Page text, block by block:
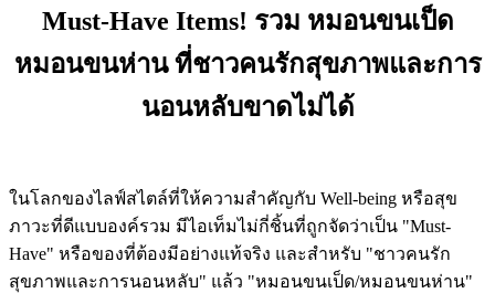
Must-Have Items! รวม หมอนขนเป็ด
หมอนขนห่าน ที่ชาวคนรักสุขภาพและการ
นอนหลับขาดไม่ได้
ในโลกของไลฟ์สไตล์ที่ให้ความสำคัญกับ Well-being หรือสุข
ภาวะที่ดีแบบองค์รวม มีไอเท็มไม่กี่ชิ้นที่ถูกจัดว่าเป็น "Must-
Have" หรือของที่ต้องมีอย่างแท้จริง และสำหรับ "ชาวคนรัก
สุขภาพและการนอนหลับ" แล้ว "หมอนขนเป็ด/หมอนขนห่าน"